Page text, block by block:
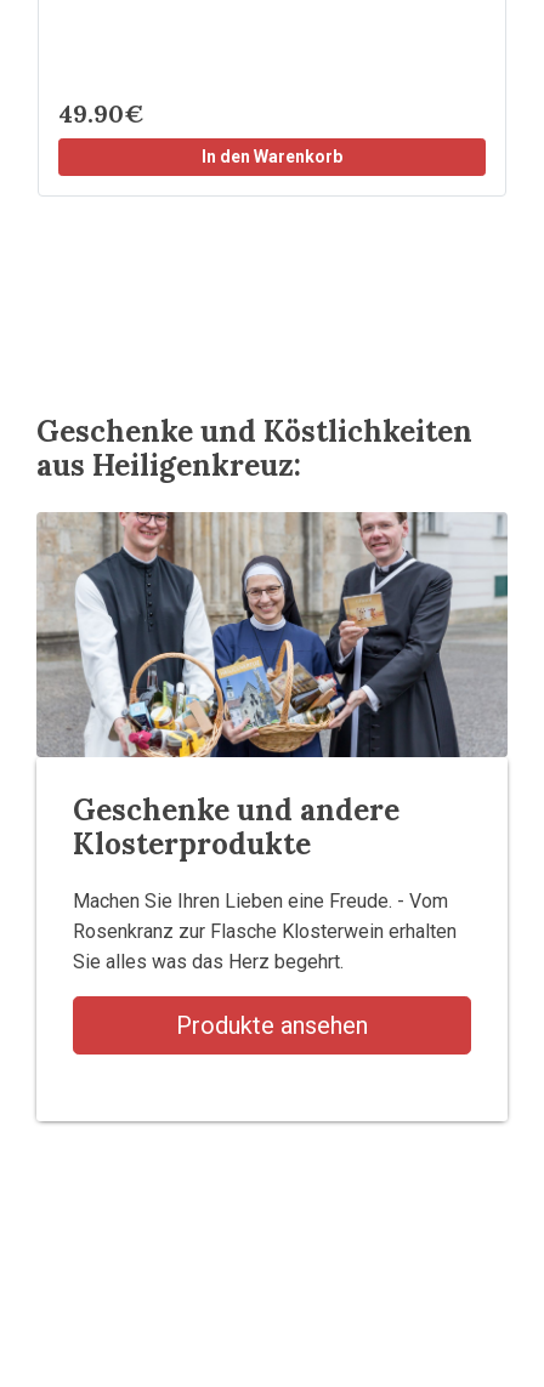
49.90€
In den Warenkorb
Geschenke und Köstlichkeiten
aus Heiligenkreuz:
Geschenke und andere
Klosterprodukte
Machen Sie Ihren Lieben eine Freude. - Vom
Rosenkranz zur Flasche Klosterwein erhalten
Sie alles was das Herz begehrt.
Produkte ansehen